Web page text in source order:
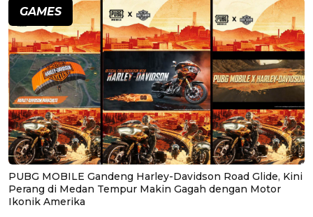
GAMES
PUBG MOBILE Gandeng Harley-Davidson Road Glide, Kini
Perang di Medan Tempur Makin Gagah dengan Motor
Ikonik Amerika